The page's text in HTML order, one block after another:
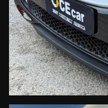
Veicolo selezionato,
Smart
-CONDIZIONI: impeccabili
-PROVENIENZA: certa e
-KM: certifticati per iscritto
-DSB: storicità dei
manutenzione effettuati
Certificato vettura dal